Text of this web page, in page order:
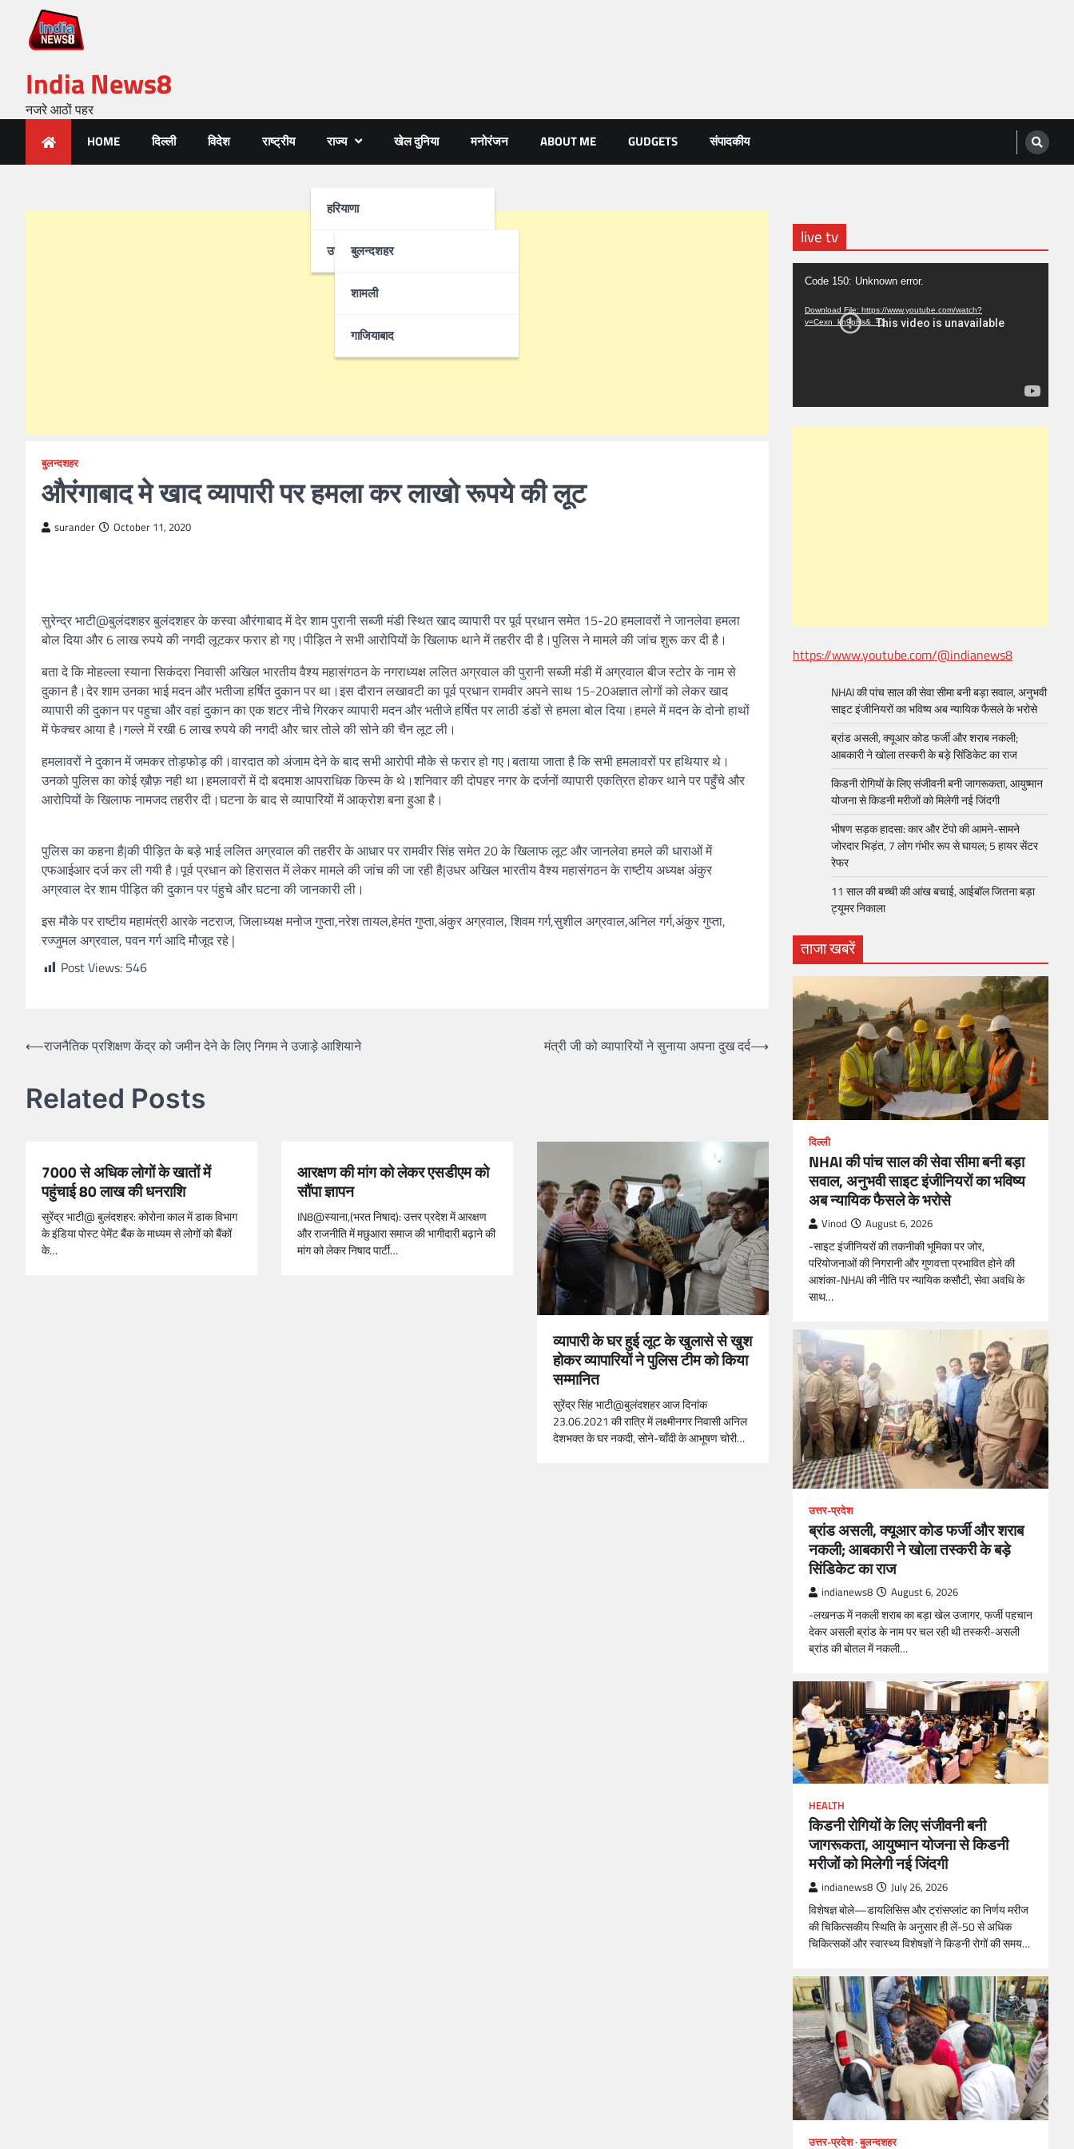
India News8
नजरे आठों पहर
HOME दिल्ली विदेश राष्ट्रीय राज्य
हरियाणा
उत्तर-प्रदेश
बुलन्दशहर
शामली
गाजियाबाद
खेल दुनिया मनोरंजन ABOUT ME GUDGETS संपादकीय
बुलन्दशहर
औरंगाबाद मे खाद व्यापारी पर हमला कर लाखो रूपये की लूट
surander October 11, 2020
सुरेन्द्र भाटी@बुलंदशहर बुलंदशहर के कस्वा औरंगाबाद में देर शाम पुरानी सब्जी मंडी स्थित खाद व्यापारी पर पूर्व प्रधान समेत 15-20 हमलावरों ने जानलेवा हमला
बोल दिया और 6 लाख रुपये की नगदी लूटकर फरार हो गए।पीड़ित ने सभी आरोपियों के खिलाफ थाने में तहरीर दी है।पुलिस ने मामले की जांच शुरू कर दी है।
बता दे कि मोहल्ला स्याना सिकंदरा निवासी अखिल भारतीय वैश्य महासंगठन के नगराध्यक्ष ललित अग्रवाल की पुरानी सब्जी मंडी में अग्रवाल बीज स्टोर के नाम से
दुकान है।देर शाम उनका भाई मदन और भतीजा हर्षित दुकान पर था।इस दौरान लखावटी का पूर्व प्रधान रामवीर अपने साथ 15-20अज्ञात लोगों को लेकर खाद
व्यापारी की दुकान पर पहुचा और वहां दुकान का एक शटर नीचे गिरकर व्यापारी मदन और भतीजे हर्षित पर लाठी डंडों से हमला बोल दिया।हमले में मदन के दोनो हाथों
में फेक्चर आया है।गल्ले में रखी 6 लाख रुपये की नगदी और चार तोले की सोने की चैन लूट ली।
हमलावरों ने दुकान में जमकर तोड़फोड़ की।वारदात को अंजाम देने के बाद सभी आरोपी मौके से फरार हो गए।बताया जाता है कि सभी हमलावरों पर हथियार थे।
उनको पुलिस का कोई ख़ौफ़ नही था।हमलावरों में दो बदमाश आपराधिक किस्म के थे।शनिवार की दोपहर नगर के दर्जनों व्यापारी एकत्रित होकर थाने पर पहुँचे और
आरोपियों के खिलाफ नामजद तहरीर दी।घटना के बाद से व्यापारियों में आक्रोश बना हुआ है।
पुलिस का कहना है|की पीड़ित के बड़े भाई ललित अग्रवाल की तहरीर के आधार पर रामवीर सिंह समेत 20 के खिलाफ लूट और जानलेवा हमले की धाराओं में
एफआईआर दर्ज कर ली गयी है।पूर्व प्रधान को हिरासत में लेकर मामले की जांच की जा रही है|उधर अखिल भारतीय वैश्य महासंगठन के राष्टीय अध्यक्ष अंकुर
अग्रवाल देर शाम पीड़ित की दुकान पर पंहुचे और घटना की जानकारी ली।
इस मौके पर राष्टीय महामंत्री आरके नटराज, जिलाध्यक्ष मनोज गुप्ता,नरेश तायल,हेमंत गुप्ता,अंकुर अग्रवाल, शिवम गर्ग,सुशील अग्रवाल,अनिल गर्ग,अंकुर गुप्ता,
रज्जुमल अग्रवाल, पवन गर्ग आदि मौजूद रहे |
Post Views: 546
⟵राजनैतिक प्रशिक्षण केंद्र को जमीन देने के लिए निगम ने उजाड़े आशियाने मंत्री जी को व्यापारियों ने सुनाया अपना दुख दर्द⟶
Related Posts
7000 से अधिक लोगों के खातों में
पहुंचाई 80 लाख की धनराशि
सुरेंद्र भाटी@ बुलंदशहर: कोरोना काल में डाक विभाग
के इंडिया पोस्ट पेमेंट बैंक के माध्यम से लोगों को बैंकों
के…
आरक्षण की मांग को लेकर एसडीएम को
सौंपा ज्ञापन
IN8@स्याना,(भरत ​निषाद): उत्तर प्रदेश में आरक्षण
और राजनीति में मछुआरा समाज की भागीदारी बढ़ाने की
मांग को लेकर निषाद पार्टी…
व्यापारी के घर हुई लूट के खुलासे से खुश
होकर व्यापारियों ने पुलिस टीम को किया
सम्मानित
सुरेंद्र सिंह भाटी@बुलंदशहर आज दिनांक
23.06.2021 की रात्रि में लक्ष्मीनगर निवासी अनिल
देशभक्त के घर नकदी, सोने-चाँदी के आभूषण चोरी…
live tv
Video
Player
Code 150: Unknown error.
Download File: https://www.youtube.com/watch?
v=Cexn_kh9pHs&_=1
https://www.youtube.com/@indianews8
NHAI की पांच साल की सेवा सीमा बनी बड़ा सवाल, अनुभवी
साइट इंजीनियरों का भविष्य अब न्यायिक फैसले के भरोसे
ब्रांड असली, क्यूआर कोड फर्जी और शराब नकली;
आबकारी ने खोला तस्करी के बड़े सिंडिकेट का राज
किडनी रोगियों के लिए संजीवनी बनी जागरूकता, आयुष्मान
योजना से किडनी मरीजों को मिलेगी नई जिंदगी
भीषण सड़क हादसा: कार और टेंपो की आमने-सामने
जोरदार भिड़ंत, 7 लोग गंभीर रूप से घायल; 5 हायर सेंटर
रेफर​
11 साल की बच्ची की आंख बचाई, आईबॉल जितना बड़ा
ट्यूमर निकाला
ताजा खबरें
दिल्ली
NHAI की पांच साल की सेवा सीमा बनी बड़ा
सवाल, अनुभवी साइट इंजीनियरों का भविष्य
अब न्यायिक फैसले के भरोसे
Vinod August 6, 2026
-साइट इंजीनियरों की तकनीकी भूमिका पर जोर,
परियोजनाओं की निगरानी और गुणवत्ता प्रभावित होने की
आशंका-NHAI की नीति पर न्यायिक कसौटी, सेवा अवधि के
साथ…
उत्तर-प्रदेश
ब्रांड असली, क्यूआर कोड फर्जी और शराब
नकली; आबकारी ने खोला तस्करी के बड़े
सिंडिकेट का राज
indianews8 August 6, 2026
-लखनऊ में नकली शराब का बड़ा खेल उजागर, फर्जी पहचान
देकर असली ब्रांड के नाम पर चल रही थी तस्करी-असली
ब्रांड की बोतल में नकली…
HEALTH
किडनी रोगियों के लिए संजीवनी बनी
जागरूकता, आयुष्मान योजना से किडनी
मरीजों को मिलेगी नई जिंदगी
indianews8 July 26, 2026
विशेषज्ञ बोले—डायलिसिस और ट्रांसप्लांट का निर्णय मरीज
की चिकित्सकीय स्थिति के अनुसार ही लें-50 से अधिक
चिकित्सकों और स्वास्थ्य विशेषज्ञों ने किडनी रोगों की समय…
उत्तर-प्रदेश बुलन्दशहर